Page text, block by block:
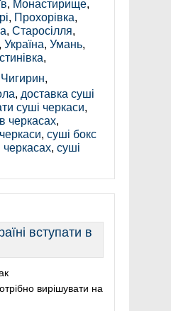
, Монастирище,
, Прохорівка,
, Старосілля,
, Україна, Умань,
,
Чигирин,
, доставка суші
суші черкаси,
черкасах,
, суші бокс
черкасах, суші
вступати в
вирішувати на